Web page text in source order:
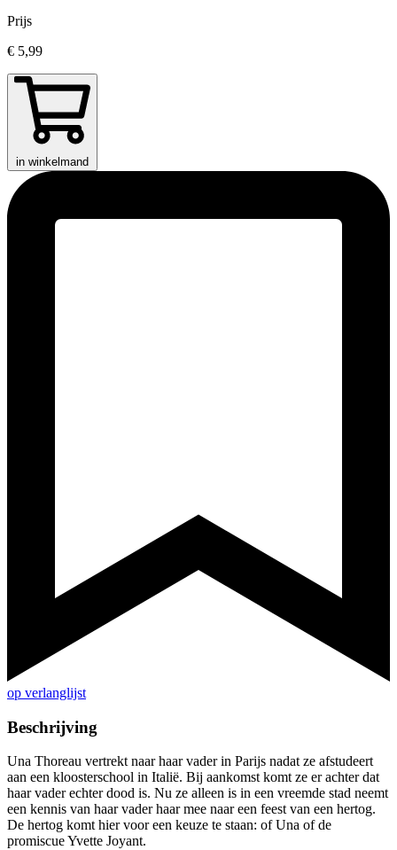
Prijs
€ 5,99
in winkelmand
op verlanglijst
Beschrijving
Una Thoreau vertrekt naar haar vader in Parijs nadat ze afstudeert
aan een kloosterschool in Italië. Bij aankomst komt ze er achter dat
haar vader echter dood is. Nu ze alleen is in een vreemde stad neemt
een kennis van haar vader haar mee naar een feest van een hertog.
De hertog komt hier voor een keuze te staan: of Una of de
promiscue Yvette Joyant.